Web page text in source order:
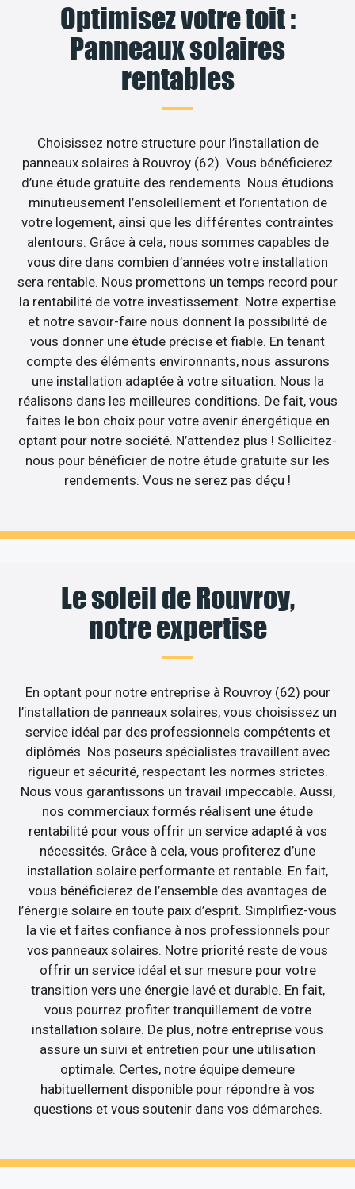
Optimisez votre toit :
Panneaux solaires
rentables
Choisissez notre structure pour l’installation de
panneaux solaires à Rouvroy (62). Vous bénéficierez
d’une étude gratuite des rendements. Nous étudions
minutieusement l’ensoleillement et l’orientation de
votre logement, ainsi que les différentes contraintes
alentours. Grâce à cela, nous sommes capables de
vous dire dans combien d’années votre installation
sera rentable. Nous promettons un temps record pour
la rentabilité de votre investissement. Notre expertise
et notre savoir-faire nous donnent la possibilité de
vous donner une étude précise et fiable. En tenant
compte des éléments environnants, nous assurons
une installation adaptée à votre situation. Nous la
réalisons dans les meilleures conditions. De fait, vous
faites le bon choix pour votre avenir énergétique en
optant pour notre société. N’attendez plus ! Sollicitez-
nous pour bénéficier de notre étude gratuite sur les
rendements. Vous ne serez pas déçu !
Le soleil de Rouvroy,
notre expertise
En optant pour notre entreprise à Rouvroy (62) pour
l’installation de panneaux solaires, vous choisissez un
service idéal par des professionnels compétents et
diplômés. Nos poseurs spécialistes travaillent avec
rigueur et sécurité, respectant les normes strictes.
Nous vous garantissons un travail impeccable. Aussi,
nos commerciaux formés réalisent une étude
rentabilité pour vous offrir un service adapté à vos
nécessités. Grâce à cela, vous profiterez d’une
installation solaire performante et rentable. En fait,
vous bénéficierez de l’ensemble des avantages de
l’énergie solaire en toute paix d’esprit. Simplifiez-vous
la vie et faites confiance à nos professionnels pour
vos panneaux solaires. Notre priorité reste de vous
offrir un service idéal et sur mesure pour votre
transition vers une énergie lavé et durable. En fait,
vous pourrez profiter tranquillement de votre
installation solaire. De plus, notre entreprise vous
assure un suivi et entretien pour une utilisation
optimale. Certes, notre équipe demeure
habituellement disponible pour répondre à vos
questions et vous soutenir dans vos démarches.